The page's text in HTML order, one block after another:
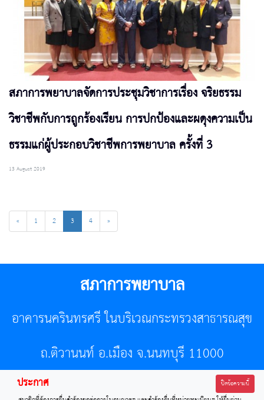
สภาการพยาบาลจัดการประชุมวิชาการเรื่อง จริยธรรม
วิชาชีพกับการถูกร้องเรียน การปกป้องและผดุงความเป็น
ธรรมแก่ผู้ประกอบวิชาชีพการพยาบาล ครั้งที่ 3
13 August 2019
« 1 2 3 4 »
สภาการพยาบาล
อาคารนครินทรศรี ในบริเวณกระทรวงสาธารณสุข
ถ.ติวานนท์ อ.เมือง จ.นนทบุรี 11000
โทรศัพท์ 02-596-7500 โทรสาร 0-2589-7121 E-mail :
ประกาศ ปิดข้อความนี้